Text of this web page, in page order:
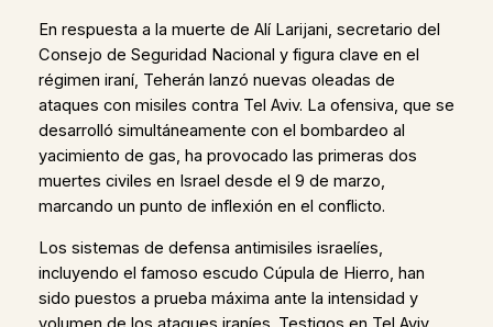
En respuesta a la muerte de Alí Larijani, secretario del
Consejo de Seguridad Nacional y figura clave en el
régimen iraní, Teherán lanzó nuevas oleadas de
ataques con misiles contra Tel Aviv. La ofensiva, que se
desarrolló simultáneamente con el bombardeo al
yacimiento de gas, ha provocado las primeras dos
muertes civiles en Israel desde el 9 de marzo,
marcando un punto de inflexión en el conflicto.
Los sistemas de defensa antimisiles israelíes,
incluyendo el famoso escudo Cúpula de Hierro, han
sido puestos a prueba máxima ante la intensidad y